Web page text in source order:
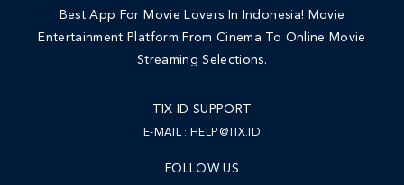
Best App For Movie Lovers In Indonesia! Movie
Entertainment Platform From Cinema To Online Movie
Streaming Selections.
TIX ID SUPPORT
E-MAIL : HELP@TIX.ID
FOLLOW US